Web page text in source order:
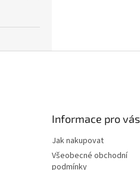
Informace pro vás
Jak nakupovat
Všeobecné obchodní
podmínky